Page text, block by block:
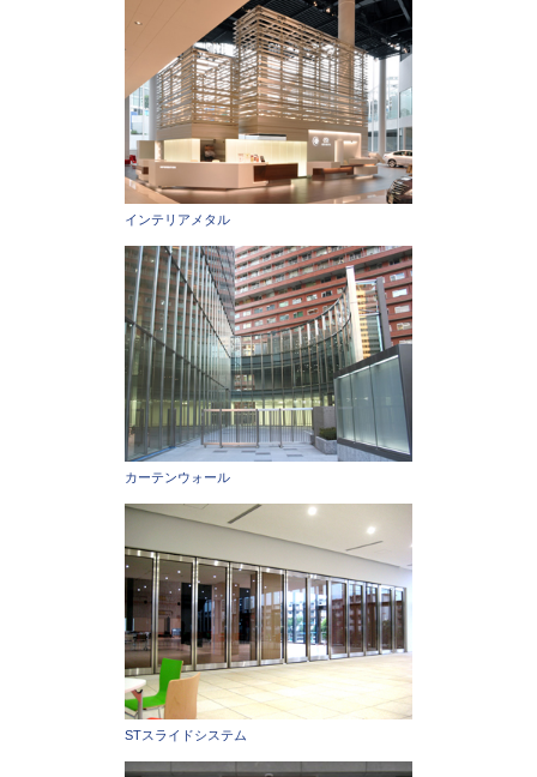
インテリアメタル
カーテンウォール
STスライドシステム